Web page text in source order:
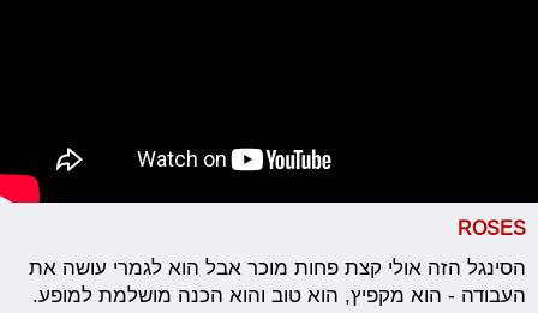
ROSES
הסינגל הזה אולי קצת פחות מוכר אבל הוא לגמרי עושה את
העבודה - הוא מקפיץ, הוא טוב והוא הכנה מושלמת למופע.